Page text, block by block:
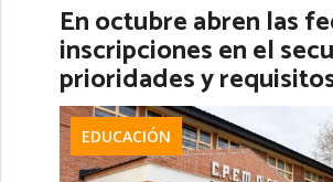
En octubre abren las
inscripciones en el
prioridades y
EDUCACIÓN